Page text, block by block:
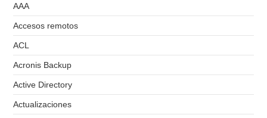
AAA
Accesos remotos
ACL
Acronis Backup
Active Directory
Actualizaciones